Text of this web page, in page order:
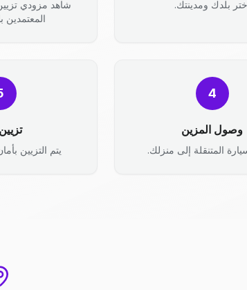
بلدك ومدينتك.
شاهد مزودي تزيين
المعتمدين
4
وصول المزين
المتنقلة إلى منزلك. يتم التزيين